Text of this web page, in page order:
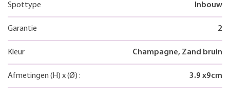
Spottype Inbouw
Garantie 2
Kleur Champagne, Zand bruin
Afmetingen (H) x(Ø) : 3.9 x9cm